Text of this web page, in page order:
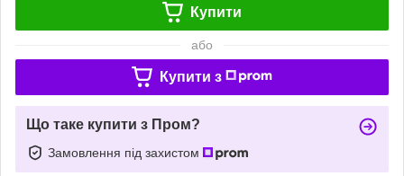
Купити
або
Купити з
Що таке купити з Пром?
Замовлення під захистом